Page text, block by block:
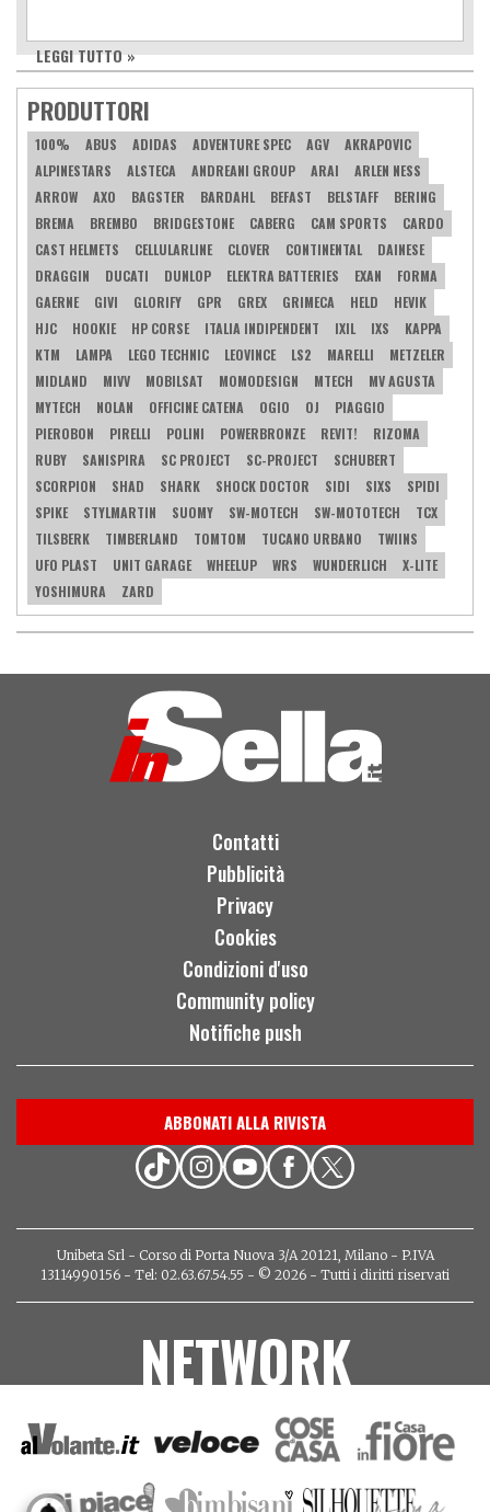
LEGGI TUTTO »
PRODUTTORI
100% ABUS ADIDAS ADVENTURE SPEC AGV
AKRAPOVIC
ALPINESTARS
ALSTECA ANDREANI GROUP ARAI
ARLEN NESS
ARROW
AXO BAGSTER BARDAHL BEFAST BELSTAFF
BERING
BREMA
BREMBO BRIDGESTONE CABERG CAM SPORTS
CARDO
CAST HELMETS
CELLULARLINE CLOVER CONTINENTAL
DAINESE
DRAGGIN
DUCATI DUNLOP ELEKTRA BATTERIES EXAN
FORMA
GAERNE
GIVI GLORIFY GPR GREX GRIMECA HELD
HEVIK
HJC
HOOKIE HP CORSE ITALIA INDIPENDENT IXIL IXS
KAPPA
KTM
LAMPA LEGO TECHNIC LEOVINCE LS2 MARELLI
METZELER
MIDLAND
MIVV MOBILSAT MOMODESIGN MTECH
MV AGUSTA
MYTECH
NOLAN OFFICINE CATENA OGIO OJ
PIAGGIO
PIEROBON
PIRELLI POLINI POWERBRONZE REVIT!
RIZOMA
RUBY
SANISPIRA SC PROJECT SC-PROJECT
SCHUBERT
SCORPION
SHAD SHARK SHOCK DOCTOR SIDI SIXS
SPIDI
SPIKE
STYLMARTIN SUOMY SW-MOTECH SW-MOTOTECH
TCX
TILSBERK
TIMBERLAND TOMTOM TUCANO URBANO
TWIINS
UFO PLAST
UNIT GARAGE WHEELUP WRS WUNDERLICH
X-LITE
YOSHIMURA
ZARD
Contatti
Pubblicità
Privacy
Cookies
Condizioni d'uso
Community policy
Notifiche push
ABBONATI ALLA RIVISTA
Unibeta Srl - Corso di Porta Nuova 3/A 20121, Milano - P.IVA
13114990156 - Tel: 02.63.67.54.55 - © 2026 - Tutti i diritti riservati
NETWORK